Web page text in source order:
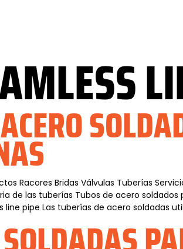
Racores Bridas Válvulas Tuberías
de las tuberías Tubos de acero
line pipe Las tuberías de acero soldadas